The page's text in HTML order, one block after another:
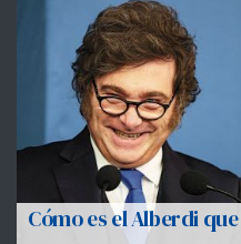
Cómo es el Alberdi